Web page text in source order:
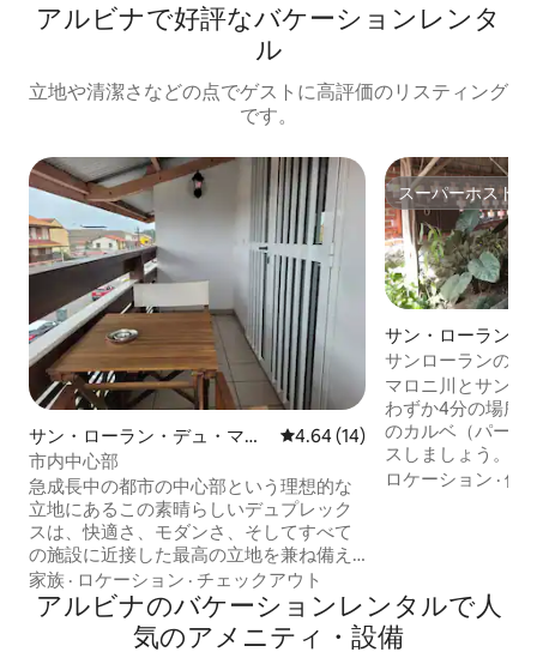
アルビナで好評なバケーションレンタ
ル
立地や清潔さなどの点でゲストに高評価のリスティング
です。
サン・ローラン・デュ・マロ
ニのマンション・アパート
レビュー14件、5つ星中4.64つ
4.64 (14)
市内中心部
急成長中の都市の中心部という理想的な
立地にあるこの素晴らしいデュプレック
スは、快適さ、モダンさ、そしてすべて
の施設に近接した最高の立地を兼ね備え
ています。 居心地が良く、機能的で、設
備が充実しているため、滞在を満喫して
いただけることでしょう。 City Center
は、12 平方メートルを超える 4 部屋の寝
家族 · ロケーション · チェックアウト
スーパーホスト
スーパーホスト
サン・ローラン・
ニの一軒家
サンローランの歴
マロニ川とサンロ
わずか4分の場所
のカルベ（パーム
スしましょう。
楽しみいただけ
ラックスしてく
が、快適な夜をお
ロケーション ·価
アルビナのバケーションレンタルで人
気のアメニティ・設備